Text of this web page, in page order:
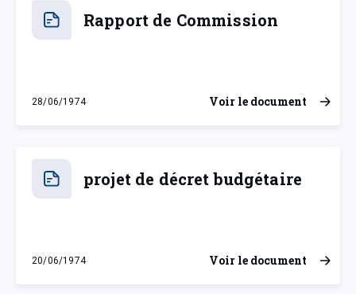
Rapport de Commission
28/06/1974
vendredi 28 juin 1974
Voir le document
projet de décret budgétaire
20/06/1974
jeudi 20 juin 1974
Voir le document